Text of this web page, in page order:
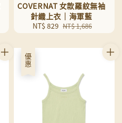
COVERNAT 女款羅紋無袖
針織上衣｜海軍藍
Sale
price
NT$ 829 Regular
price
NT$ 1,686
優惠